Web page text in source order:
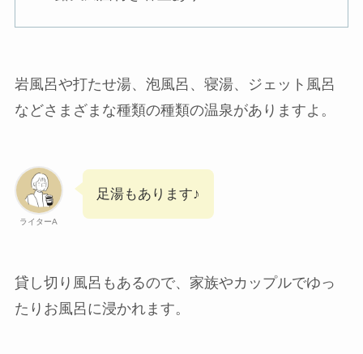
岩風呂や打たせ湯、泡風呂、寝湯、ジェット風呂
などさまざまな種類の種類の温泉がありますよ。
ライターA
足湯もあります♪
貸し切り風呂もあるので、家族やカップルでゆっ
たりお風呂に浸かれます。